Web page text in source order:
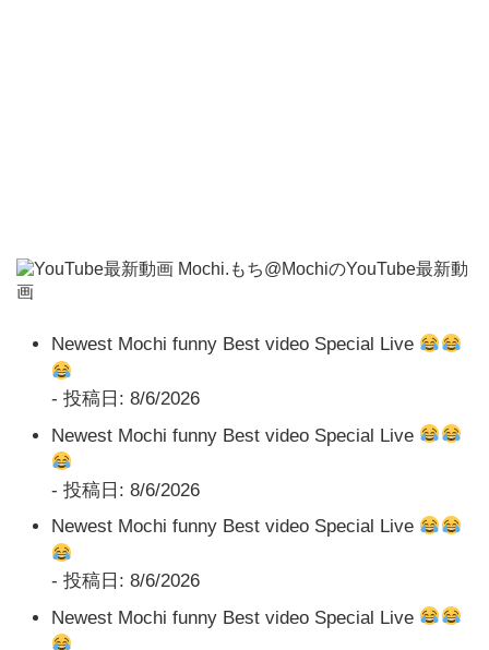
Mochi.もち@MochiのYouTube最新動
画
Newest Mochi funny Best video Special Live
- 投稿日: 8/6/2026
Newest Mochi funny Best video Special Live
- 投稿日: 8/6/2026
Newest Mochi funny Best video Special Live
- 投稿日: 8/6/2026
Newest Mochi funny Best video Special Live